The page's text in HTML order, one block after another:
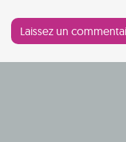
Laissez un